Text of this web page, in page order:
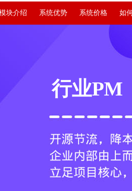
块介绍 系统优势 系统价格 如
行业PM